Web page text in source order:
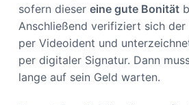
sofern dieser eine gute Bonität
Anschließend verifiziert sich der
per Videoident und
per digitaler Signatur. Dann
lange auf sein Geld warten.